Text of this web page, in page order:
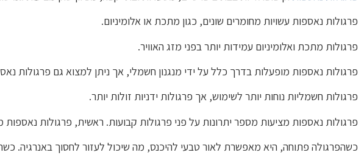
פרגולות נאספות עשויות מחומרים שונים, כגון מתכת או אלומיניום.
פרגולות מתכת ואלומיניום עמידות יותר בפני מזג האוויר.
פרגולות נאספות מופעלות בדרך כלל על ידי מנגנון חשמלי, אך ניתן למצוא גם פרגולות
פרגולות חשמליות נוחות יותר לשימוש, אך פרגולות ידניות זולות יותר.
פרגולות נאספות מציעות מספר יתרונות על פני פרגולות קבועות. ראשית, פרגולות
כשהפרגולה פתוחה, היא מאפשרת לאור טבעי להיכנס, מה שיכול לעזור לחסוך באנרגיה.